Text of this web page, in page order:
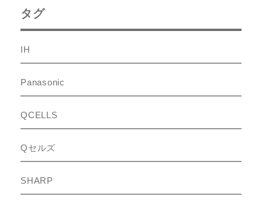
タグ
IH
Panasonic
QCELLS
Qセルズ
SHARP